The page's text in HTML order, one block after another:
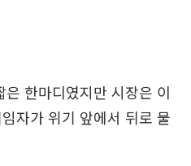
한마디였지만 시장은 이
자가 위기 앞에서 뒤로 물